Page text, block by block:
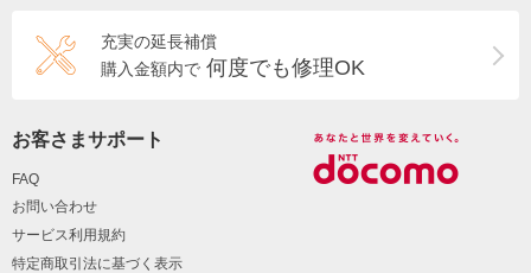
充実の延長補償
購入金額内で 何度でも修理OK
お客さまサポート
FAQ
お問い合わせ
サービス利用規約
特定商取引法に基づく表示